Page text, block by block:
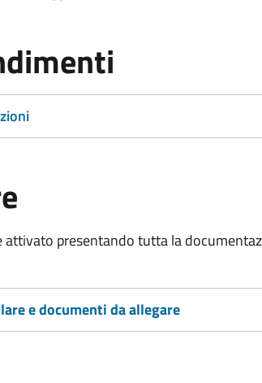
attivato presentando tutta la
e documenti da allegare